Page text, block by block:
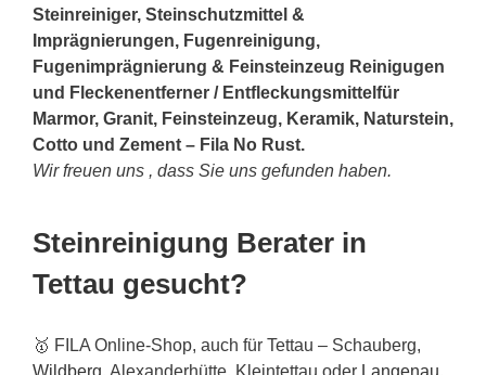
Steinreiniger, Steinschutzmittel &
Imprägnierungen, Fugenreinigung,
Fugenimprägnierung & Feinsteinzeug Reinigugen
und Fleckenentferner / Entfleckungsmittelfür
Marmor, Granit, Feinsteinzeug, Keramik, Naturstein,
Cotto und Zement – Fila No Rust.
Wir freuen uns , dass Sie uns gefunden haben.
Steinreinigung Berater in
Tettau gesucht?
🥇 FILA Online-Shop, auch für Tettau – Schauberg,
Wildberg, Alexanderhütte, Kleintettau oder Langenau,